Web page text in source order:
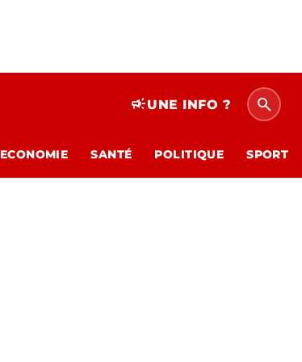
campaignUNE INFO ? search
ECONOMIE SANTÉ POLITIQUE SPORT